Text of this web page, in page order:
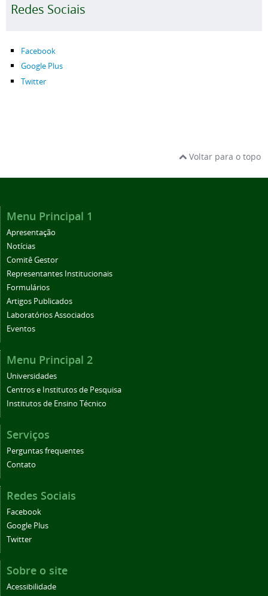
Redes Sociais
Facebook
Google Plus
Twitter
Voltar para o topo
Menu Principal 1
Apresentação
Notícias
Comitê Gestor
Representantes Institucionais
Formulários
Artigos Publicados
Laboratórios Associados
Eventos
Menu Principal 2
Universidades
Centros e Institutos de Pesquisa
Institutos de Ensino Técnico
Serviços
Perguntas frequentes
Contato
Redes Sociais
Facebook
Google Plus
Twitter
Sobre o site
Acessibilidade